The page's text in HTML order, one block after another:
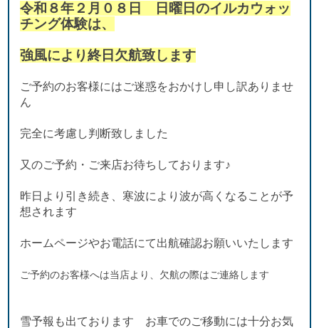
令和８年２月０８日 日曜日のイルカウォッ
チング体験は、
強風により終日欠航致します
ご予約のお客様にはご迷惑をおかけし申し訳ありませ
ん
完全に考慮し判断致しました
又のご予約・ご来店お待ちしております♪
昨日より引き続き、寒波により波が高くなることが予
想されます
ホームページやお電話にて出航確認お願いいたします
ご予約のお客様へは当店より、欠航の際はご連絡します
雪予報も出ております お車でのご移動には十分お気